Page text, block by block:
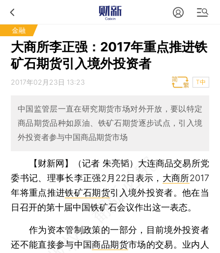
金融
大商所李正强：2017年重点推进铁
矿石期货引入境外投资者
2017年02月23日 13:23 T中
中国监管层一直在研究期货市场对外开放，要以特定
商品期货品种如原油、铁矿石期货逐步试点，引入境
外投资者参与中国商品期货市场
【财新网】（记者 朱亮韬） 大连商品交易所党
委书记、理事长李正强2月22日表示， 大商所2017
年将重点推进铁矿石期货引入境外投资者。他在当
日召开的第十届中国铁矿石会议作出这一表态。
作为资本管制政策的一部分，目前境外投资者
还不能直接参与中国商品期货市场的交易。业内人